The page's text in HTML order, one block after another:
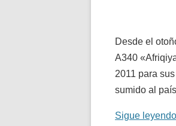
Desde el
A340
2011 para
sumido al
Sigue leyendo